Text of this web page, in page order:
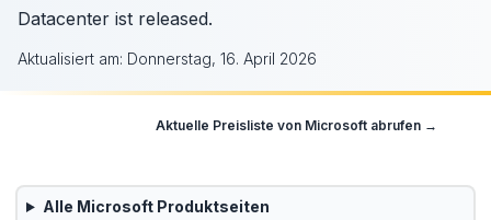
Datacenter ist released.
Aktualisiert am: Donnerstag, 16. April 2026
Aktuelle Preisliste von Microsoft abrufen →
Alle MicrosoftProduktseiten